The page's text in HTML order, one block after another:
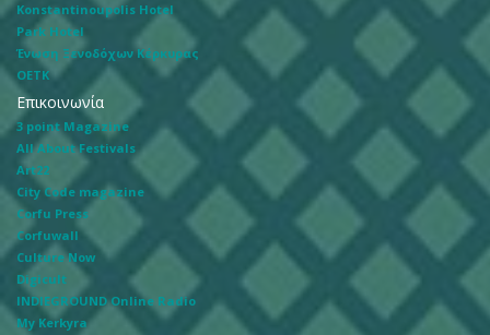
Konstantinoupolis Hotel
Park Hotel
Ένωση Ξενοδόχων Κέρκυρας
ΟΕΤΚ
Επικοινωνία
3 point Magazine
All About Festivals
Art22
City Code magazine
Corfu Press
Corfuwall
Culture Now
Digicult
INDIEGROUND Online Radio
My Kerkyra